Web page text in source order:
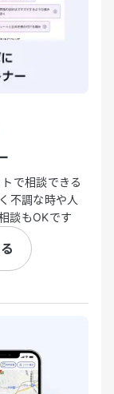
で相談できる
不調な時や人
談もOKです